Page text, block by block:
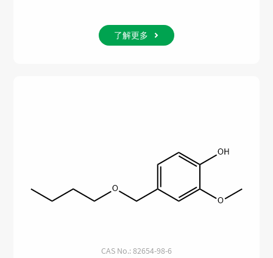
了解更多
CAS No.: 82654-98-6